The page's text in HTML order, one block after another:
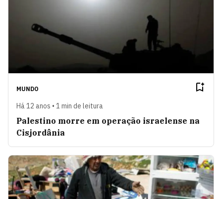
MUNDO
Há 12 anos • 1 min de leitura
Palestino morre em operação israelense na
Cisjordânia